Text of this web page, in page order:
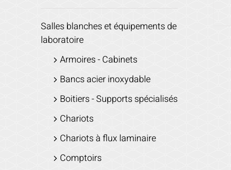
Salles blanches et équipements de
laboratoire
Armoires - Cabinets
Bancs acier inoxydable
Boitiers - Supports spécialisés
Chariots
Chariots à flux laminaire
Comptoirs